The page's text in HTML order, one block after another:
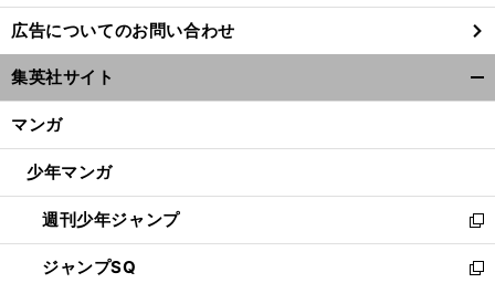
し
い
ウ
ィ
ン
ウ
開
く
広告についてのお問い合わせ
集英社サイト
マンガ
少年マンガ
週刊少年ジャンプ
新
し
い
ジャンプSQ
新